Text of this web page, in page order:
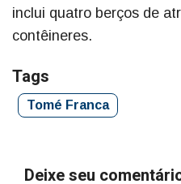
inclui quatro berços de
contêineres.
Tags
Tomé Franca
Deixe seu